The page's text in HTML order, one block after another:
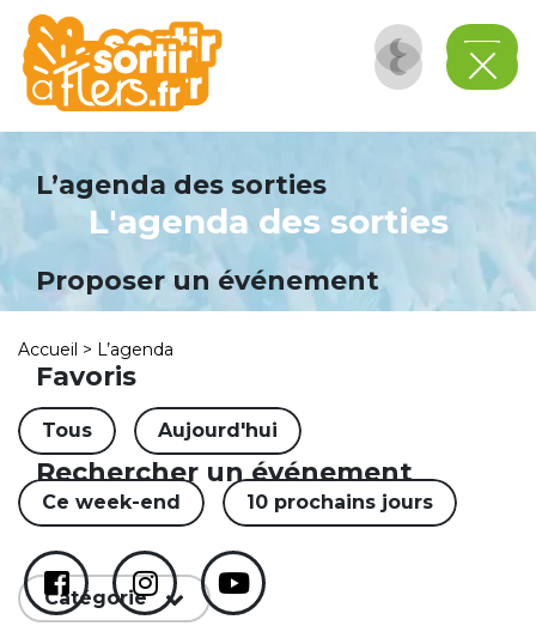
L’agenda des sorties
Proposer un événement
Favoris
Rechercher un événement
L'agenda des sorties
Accueil > L’agenda
Tous Aujourd'hui
Ce week-end 10 prochains jours
Catégorie
Panneau de gestion des cookies